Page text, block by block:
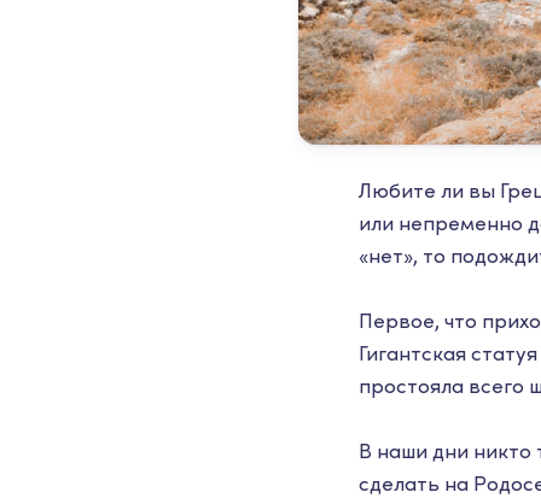
Любите ли вы
или непременно
«нет», то
Первое, что
Гигантская
простояла всего
В наши дни никто
сделать на